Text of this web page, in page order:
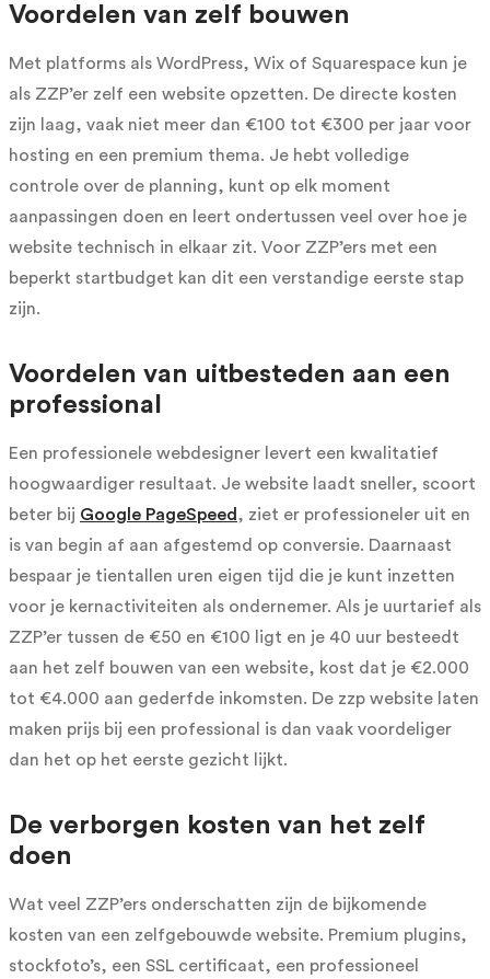
Voordelen van zelf bouwen
Met platforms als WordPress, Wix of Squarespace kun je
als ZZP’er zelf een website opzetten. De directe kosten
zijn laag, vaak niet meer dan €100 tot €300 per jaar voor
hosting en een premium thema. Je hebt volledige
controle over de planning, kunt op elk moment
aanpassingen doen en leert ondertussen veel over hoe je
website technisch in elkaar zit. Voor ZZP’ers met een
beperkt startbudget kan dit een verstandige eerste stap
zijn.
Voordelen van uitbesteden aan een
professional
Een professionele webdesigner levert een kwalitatief
hoogwaardiger resultaat. Je website laadt sneller, scoort
beter bij Google PageSpeed , ziet er professioneler uit en
is van begin af aan afgestemd op conversie. Daarnaast
bespaar je tientallen uren eigen tijd die je kunt inzetten
voor je kernactiviteiten als ondernemer. Als je uurtarief als
ZZP’er tussen de €50 en €100 ligt en je 40 uur besteedt
aan het zelf bouwen van een website, kost dat je €2.000
tot €4.000 aan gederfde inkomsten. De zzp website laten
maken prijs bij een professional is dan vaak voordeliger
dan het op het eerste gezicht lijkt.
De verborgen kosten van het zelf
doen
Wat veel ZZP’ers onderschatten zijn de bijkomende
kosten van een zelfgebouwde website. Premium plugins,
stockfoto’s, een SSL certificaat, een professioneel